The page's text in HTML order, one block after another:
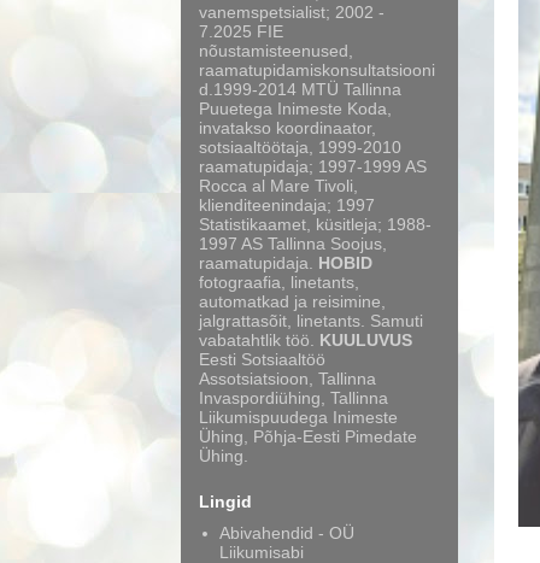
vanemspetsialist; 2002 -
7.2025 FIE
nõustamisteenused,
raamatupidamiskonsultatsiooni
d.1999-2014 MTÜ Tallinna
Puuetega Inimeste Koda,
invatakso koordinaator,
sotsiaaltöötaja, 1999-2010
raamatupidaja; 1997-1999 AS
Rocca al Mare Tivoli,
klienditeenindaja; 1997
Statistikaamet, küsitleja; 1988-
1997 AS Tallinna Soojus,
raamatupidaja. HOBID
fotograafia, linetants,
automatkad ja reisimine,
jalgrattasõit, linetants. Samuti
vabatahtlik töö. KUULUVUS
Eesti Sotsiaaltöö
Assotsiatsioon, Tallinna
Invaspordiühing, Tallinna
Liikumispuudega Inimeste
Ühing, Põhja-Eesti Pimedate
Ühing.
Lingid
Abivahendid - OÜ
Liikumisabi